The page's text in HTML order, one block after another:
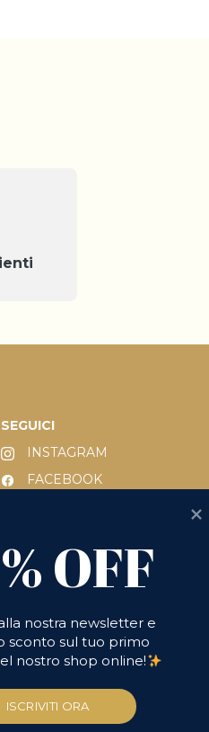
SEGUICI
INSTAGRAM
FACEBOOK
OFF
nostra newsletter e
sconto sul tuo primo
nostro shop online!
OFF
ISCRIVITI ORA